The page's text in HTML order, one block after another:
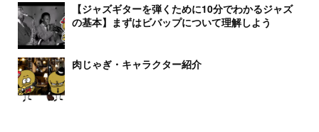
【ジャズギターを弾くために10分でわかるジャズ
の基本】まずはビバップについて理解しよう
肉じゃぎ・キャラクター紹介